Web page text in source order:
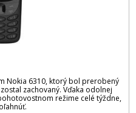
Nokia 6310, ktorý bol prerobený
zachovaný. Vďaka odolnej
režime celé týždne,